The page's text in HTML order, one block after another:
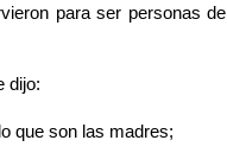
para ser personas de
dijo:
que son las madres;